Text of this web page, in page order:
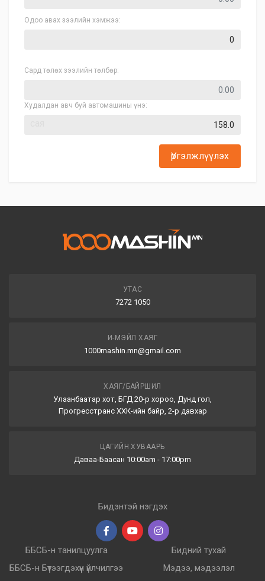
Одоо авах зээлийн хэмжээ:
Сард төлөх зээлийн төлбөр:
Худалдан авч буй автомашины үнэ:
Үргэлжлүүлэх
УТАС
7272 1050
И-МЭЙЛ ХАЯГ
1000mashin.mn@gmail.com
ХАЯГ/БАЙРШИЛ
Улаанбаатар хот, БГД 20-р хороо, Дунд гол,
Прогресстранс ХХК-ийн байр, 2-р давхар
ЦАГИЙН ХУВААРЬ
Даваа-Баасан 10:00am - 17:00pm
Бидэнтэй нэгдэх
ББСБ-н танилцуулга
ББСБ-н Бүтээгдэхүүн үйлчилгээ
Бидний тухай
Мэдээ, мэдээлэл